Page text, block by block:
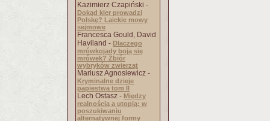
Kazimierz Czapiński -
Dokąd kler prowadzi
Polskę? Laickie mowy
sejmowe
Francesca Gould, David
Haviland - Dlaczego
mrówkojady boją się
mrówek? Zbiór
wybryków zwierząt
Mariusz Agnosiewicz -
Kryminalne dzieje
papiestwa tom II
Lech Ostasz - Między
realnością a utopią: w
poszukiwaniu
alternatywnej formy